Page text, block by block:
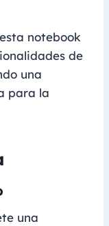
notebook
de
una
para la
una